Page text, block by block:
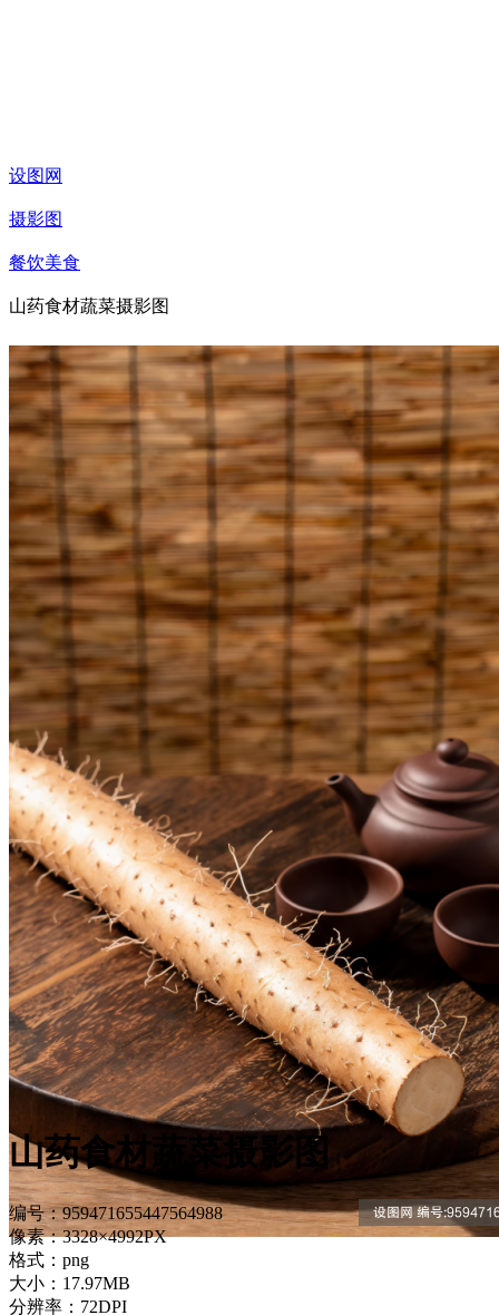
设图网
摄影图
餐饮美食
山药食材蔬菜摄影图
山药食材蔬菜摄影图
编号：959471655447564988
像素：3328×4992PX
格式：png
大小：17.97MB
分辨率：72DPI